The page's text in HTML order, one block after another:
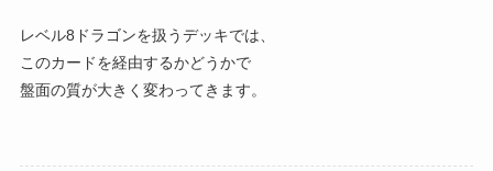
レベル8ドラゴンを扱うデッキでは、
このカードを経由するかどうかで
盤面の質が大きく変わってきます。